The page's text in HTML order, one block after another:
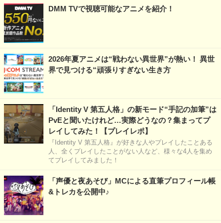
DMM TVで視聴可能なアニメを紹介！
2026年夏アニメは“戦わない異世界”が熱い！ 異世
界で見つける“頑張りすぎない生き方
「Identity V 第五人格」の新モード“手記の加筆”は
PvEと聞いたけれど…実際どうなの？集まってプ
レイしてみた！【プレイレポ】
『Identity V 第五人格』が好きな人やプレイしたことある
人、全くプレイしたことがない人など、様々な4人を集め
てプレイしてみました！
「声優と夜あそび」MCによる直筆プロフィール帳
&トレカを公開中♪